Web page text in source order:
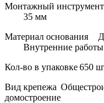
Монтажный инструмент
35 мм
Материал основания
Внутренние работы
Кол-во в упаковке650
Вид крепежа
домостроение